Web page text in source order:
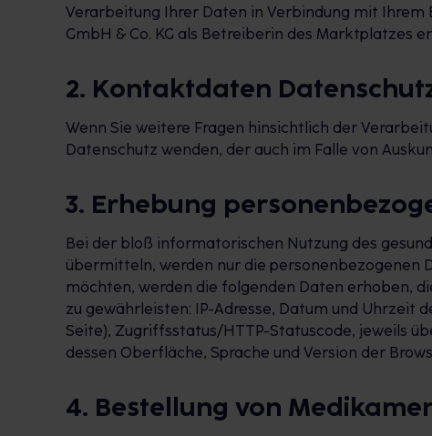
Verarbeitung Ihrer Daten in Verbindung mit Ihrem
GmbH & Co. KG als Betreiberin des Marktplatzes
2. Kontaktdaten
Wenn Sie weitere Fragen hinsichtlich der
Datenschutz wenden, der auch im Falle von
3. Erhebung
Bei der bloß informatorischen Nutzung des
übermitteln, werden nur die personenbezogenen
möchten, werden die folgenden Daten erhoben,
zu gewährleisten: IP-Adresse, Datum und Uhrzeit
Seite), Zugriffsstatus/HTTP-Statuscode, jeweils
dessen Oberfläche, Sprache und Version der
4. Bestellung von